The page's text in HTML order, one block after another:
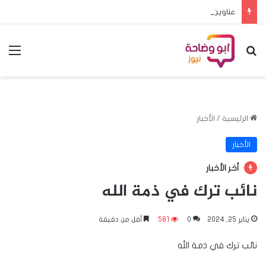
عناوين أهم الأخبار اليوم السبت ٨ اغسطس ٢٠٢٦م
بحث عن
الرئيسية / الأخبار
الأخبار
أخر الأخبار
نائب ترك في ذمة الله
يناير 25, 2024 0
581 أقل من دقيقة
نائب ترك في ذمة الله